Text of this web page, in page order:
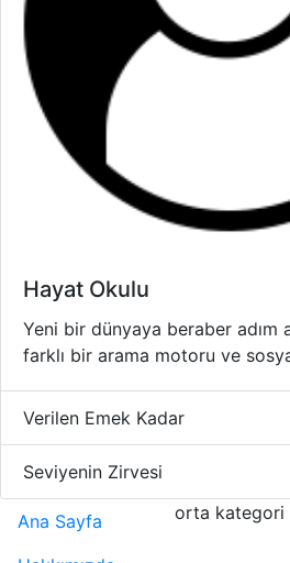
Hayat Okulu
Yeni bir dünyaya beraber adım
farklı bir arama motoru ve
Verilen Emek Kadar
Seviyenin Zirvesi
Ana Sayfa
orta kategori